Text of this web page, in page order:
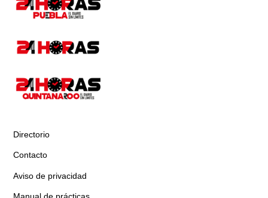
Directorio
Contacto
Aviso de privacidad